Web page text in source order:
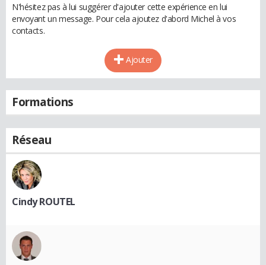
N'hésitez pas à lui suggérer d'ajouter cette expérience en lui
envoyant un message. Pour cela ajoutez d'abord Michel à vos
contacts.
Ajouter
Formations
Réseau
Cindy ROUTEL